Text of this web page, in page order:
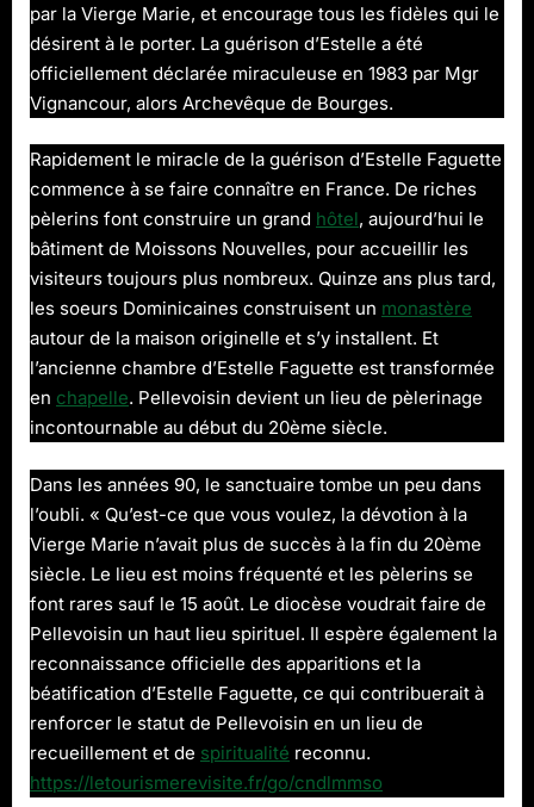
par la Vierge Marie, et encourage tous les fidèles qui le
désirent à le porter. La guérison d’Estelle a été
officiellement déclarée miraculeuse en 1983 par Mgr
Vignancour, alors Archevêque de Bourges.
Rapidement le miracle de la guérison d’Estelle Faguette
commence à se faire connaître en France. De riches
pèlerins font construire un grand hôtel, aujourd’hui le
bâtiment de Moissons Nouvelles, pour accueillir les
visiteurs toujours plus nombreux. Quinze ans plus tard,
les soeurs Dominicaines construisent un monastère
autour de la maison originelle et s’y installent. Et
l’ancienne chambre d’Estelle Faguette est transformée
en chapelle. Pellevoisin devient un lieu de pèlerinage
incontournable au début du 20ème siècle.
Dans les années 90, le sanctuaire tombe un peu dans
l’oubli. « Qu’est-ce que vous voulez, la dévotion à la
Vierge Marie n’avait plus de succès à la fin du 20ème
siècle. Le lieu est moins fréquenté et les pèlerins se
font rares sauf le 15 août. Le diocèse voudrait faire de
Pellevoisin un haut lieu spirituel. Il espère également la
reconnaissance officielle des apparitions et la
béatification d’Estelle Faguette, ce qui contribuerait à
renforcer le statut de Pellevoisin en un lieu de
recueillement et de spiritualité reconnu.
https://letourismerevisite.fr/go/cndlmmso